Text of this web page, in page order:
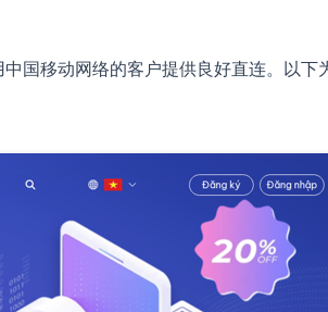
国移动网络的客户提供良好直连。以下